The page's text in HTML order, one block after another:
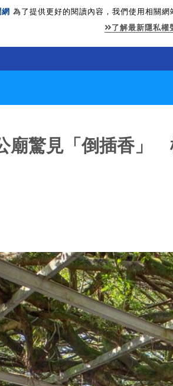
為了提供更好的閱讀內容，我們使用相關
了解最新隱私權
廟驚見「倒插香」